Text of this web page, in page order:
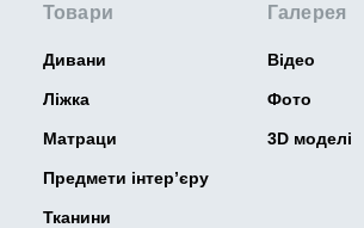
Товари
Дивани
Ліжка
Матраци
Предмети інтер’єру
Тканини
Галерея
Відео
Фото
3D моделі